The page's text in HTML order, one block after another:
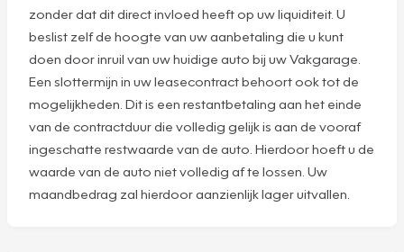
zonder dat dit direct invloed heeft op uw liquiditeit. U
beslist zelf de hoogte van uw aanbetaling die u kunt
doen door inruil van uw huidige auto bij uw Vakgarage.
Een slottermijn in uw leasecontract behoort ook tot de
mogelijkheden. Dit is een restantbetaling aan het einde
van de contractduur die volledig gelijk is aan de vooraf
ingeschatte restwaarde van de auto. Hierdoor hoeft u de
waarde van de auto niet volledig af te lossen. Uw
maandbedrag zal hierdoor aanzienlijk lager uitvallen.